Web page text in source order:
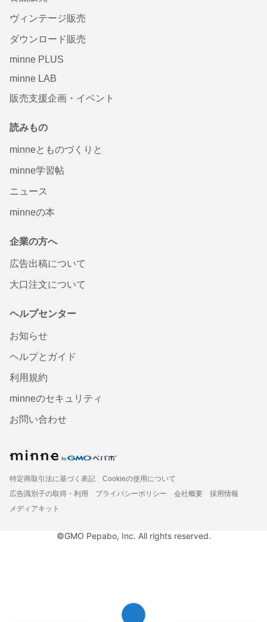
ヴィンテージ販売
ダウンロード販売
minne PLUS
minne LAB
販売支援企画・イベント
読みもの
minneとものづくりと
minne学習帖
ニュース
minneの本
企業の方へ
広告出稿について
大口注文について
ヘルプセンター
お知らせ
ヘルプとガイド
利用規約
minneのセキュリティ
お問い合わせ
特定商取引法に基づく表記
Cookieの使用について
広告識別子の取得・利用
プライバシーポリシー 会社概要
採用情報
メディアキット
©GMO Pepabo, Inc. All rights reserved.